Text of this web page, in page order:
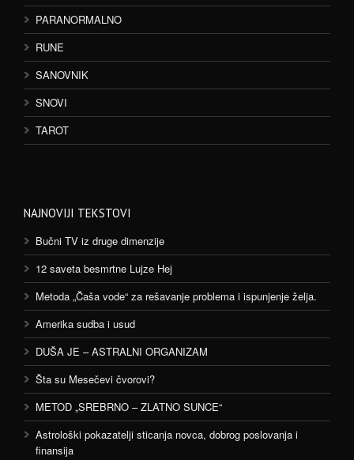
PARANORMALNO
RUNE
SANOVNIK
SNOVI
TAROT
NAJNOVIJI TEKSTOVI
Bučni TV iz druge dimenzije
12 saveta besmrtne Lujze Hej
Metoda „Čaša vode“ za rešavanje problema i ispunjenje želja.
Amerika sudba i usud
DUŠA JE – ASTRALNI ORGANIZAM
Šta su Mesečevi čvorovi?
METOD „SREBRNO – ZLATNO SUNCE“
Astrološki pokazatelji sticanja novca, dobrog poslovanja i
finansija